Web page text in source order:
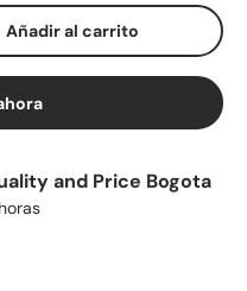
Añadir al carrito
and Price Bogota